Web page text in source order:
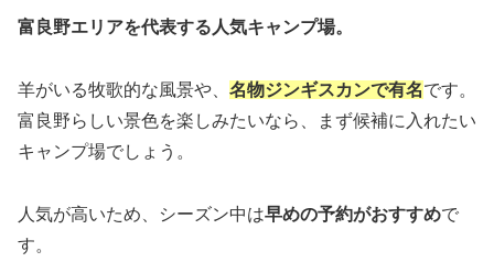
富良野エリアを代表する人気キャンプ場。
羊がいる牧歌的な風景や、 名物ジンギスカンで有名です。
富良野らしい景色を楽しみたいなら、まず候補に入れたい
キャンプ場でしょう。
人気が高いため、シーズン中は早めの予約がおすすめで
す。